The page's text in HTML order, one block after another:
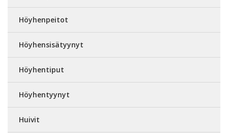
Höyhenpeitot
Höyhensisätyynyt
Höyhentiput
Höyhentyynyt
Huivit